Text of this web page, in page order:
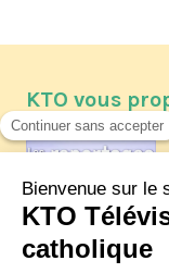
KTO vous